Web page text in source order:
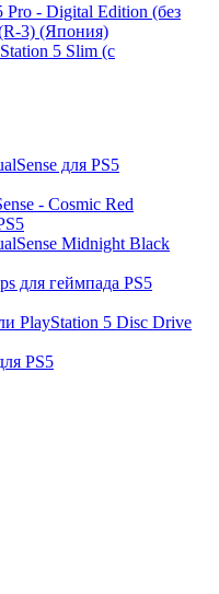
Pro - Digital Edition (без
3) (Япония)
5 Slim (с
для PS5
- Cosmic Red
Midnight Black
для геймпада PS5
PlayStation 5 Disc Drive
PS5